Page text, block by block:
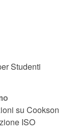
Studenti
su Cookson
ISO